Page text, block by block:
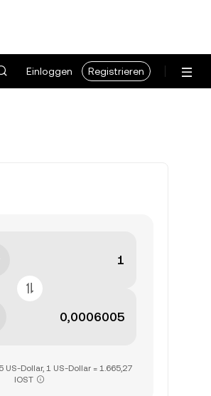
Einloggen Registrieren
US-Dollar, 1 US-Dollar = 1.665,27
IOST